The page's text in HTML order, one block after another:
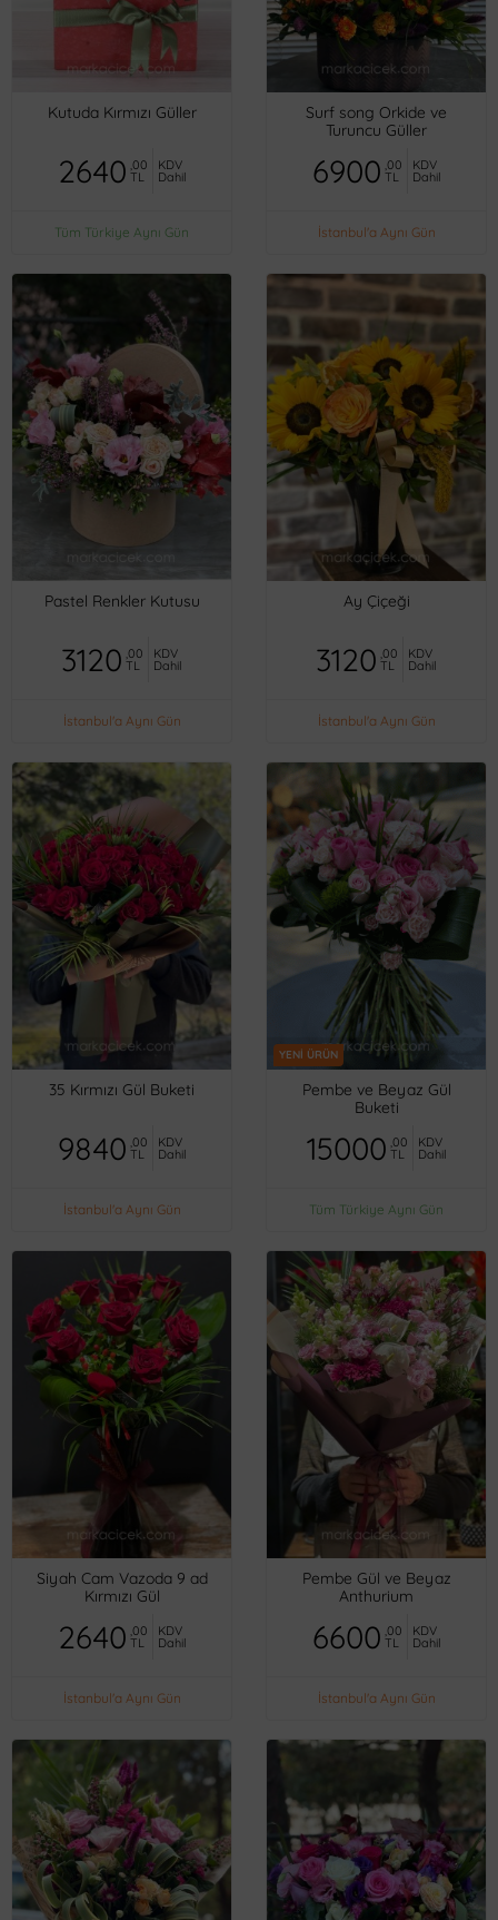
Kutuda Kırmızı Güller
2640 ,00
TL
KDV
Dahil
Tüm Türkiye Aynı Gün
Surf song Orkide ve
Turuncu Güller
6900 ,00
TL
KDV
Dahil
İstanbul'a Aynı Gün
Pastel Renkler Kutusu
3120 ,00
TL
KDV
Dahil
İstanbul'a Aynı Gün
Ay Çiçeği
3120 ,00
TL
KDV
Dahil
İstanbul'a Aynı Gün
35 Kırmızı Gül Buketi
9840 ,00
TL
KDV
Dahil
İstanbul'a Aynı Gün
YENİ ÜRÜN
Pembe ve Beyaz Gül
Buketi
15000 ,00
TL
KDV
Dahil
Tüm Türkiye Aynı Gün
Siyah Cam Vazoda 9 ad
Kırmızı Gül
2640 ,00
TL
KDV
Dahil
İstanbul'a Aynı Gün
Pembe Gül ve Beyaz
Anthurium
6600 ,00
TL
KDV
Dahil
İstanbul'a Aynı Gün